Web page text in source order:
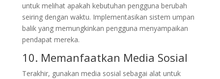
untuk melihat apakah kebutuhan pengguna berubah
seiring dengan waktu. Implementasikan sistem umpan
balik yang memungkinkan pengguna menyampaikan
pendapat mereka.
10. Memanfaatkan Media Sosial
Terakhir, gunakan media sosial sebagai alat untuk